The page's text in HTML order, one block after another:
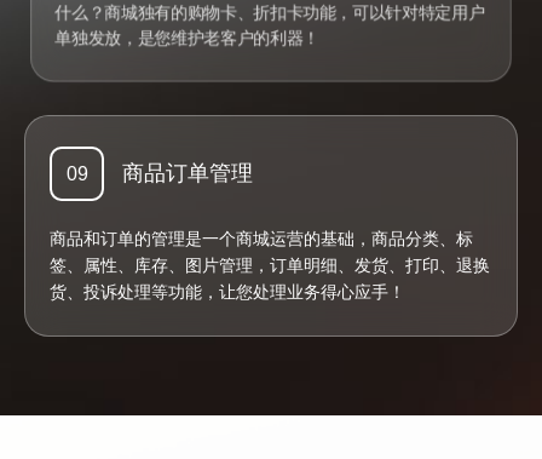
什么？商城独有的购物卡、折扣卡功能，可以针对特定用户
单独发放，是您维护老客户的利器！
09 商品订单管理
商品和订单的管理是一个商城运营的基础，商品分类、标
签、属性、库存、图片管理，订单明细、发货、打印、退换
货、投诉处理等功能，让您处理业务得心应手！